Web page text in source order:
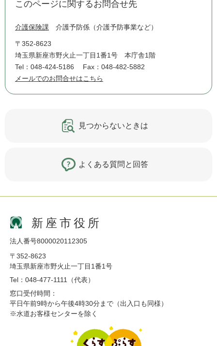
このページに関するお問合せ先
介護保険課 介護予防係（介護予防事業など）
〒352-8623
埼玉県新座市野火止一丁目1番1号 本庁舎1階
Tel：048-424-5186
Fax：048-482-5882
メールでのお問合せはこちら
見つからないときは
よくある質問と回答
新座市役所
法人番号8000020112305
〒352-8623
埼玉県新座市野火止一丁目1番1号
Tel：048-477-1111（代表）
窓口受付時間：
平日午前9時から午後4時30分まで（出入口も同様）
※水道お客様センターを除く